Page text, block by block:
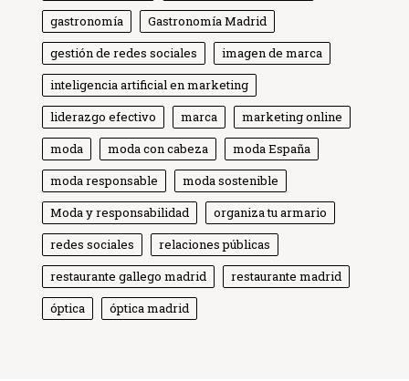
gastronomía
Gastronomía Madrid
gestión de redes sociales
imagen de marca
inteligencia artificial en marketing
liderazgo efectivo
marca
marketing online
moda
moda con cabeza
moda España
moda responsable
moda sostenible
Moda y responsabilidad
organiza tu armario
redes sociales
relaciones públicas
restaurante gallego madrid
restaurante madrid
óptica
óptica madrid
Globe Comunicación
Solemos responder enseguida